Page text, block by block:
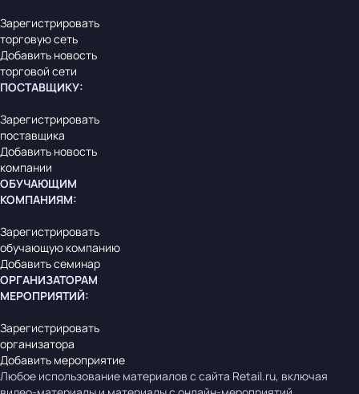
Зарегистрировать
торговую сеть
Добавить новость
торговой сети
ПОСТАВЩИКУ:
Зарегистрировать
поставщика
Добавить новость
компании
ОБУЧАЮЩИМ
КОМПАНИЯМ:
Зарегистрировать
обучающую компанию
Добавить семинар
ОРГАНИЗАТОРАМ
МЕРОПРИЯТИЙ:
Зарегистрировать
организатора
Добавить мероприятие
Любое использование материалов с сайта Retail.ru, включая